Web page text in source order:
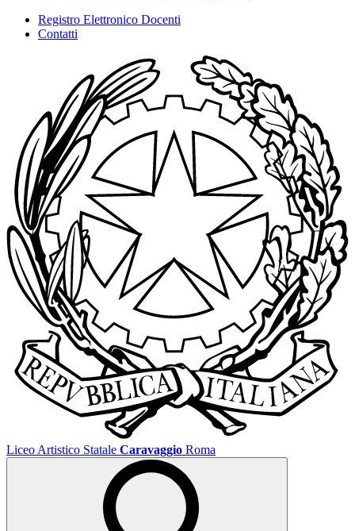
Registro Elettronico Docenti
Contatti
Liceo Artistico Statale Caravaggio Roma